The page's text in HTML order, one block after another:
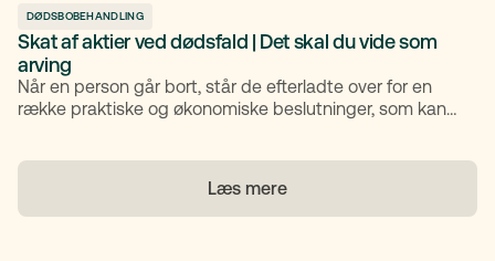
DØDSBOBEHANDLING
Skat af aktier ved dødsfald | Det skal du vide som
arving
Når en person går bort, står de efterladte over for en
række praktiske og økonomiske beslutninger, som kan
behandles skattemæssigt, eller hvilke konsekvenser der
følger med. Denne artikel giver dig en gennemgang af,
Læs mere